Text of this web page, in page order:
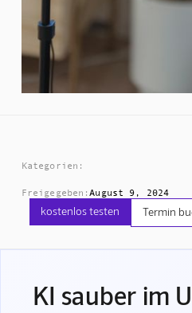
Kategorien:
Freigegeben:August 9, 2024
kostenlos testen Termin
KI sauber im